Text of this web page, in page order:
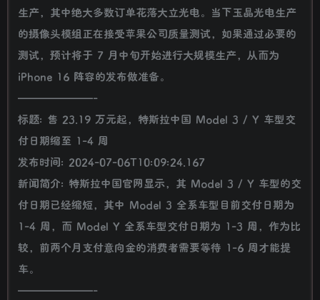
生产，其中绝大多数订单花落大立光电。当下玉晶光电生产
的摄像头模组正在接受苹果公司质量测试，如果通过必要的
测试，预计将于 7 月中旬开始进行大规模生产，从而为
iPhone 16 阵容的发布做准备。
———————-
标题: 售 23.19 万元起，特斯拉中国 Model 3 / Y 车型交
付日期缩至 1-4 周
发布时间: 2024-07-06T10:09:24.167
新闻简介: 特斯拉中国官网显示，其 Model 3 / Y 车型的交
付日期已经缩短，其中 Model 3 全系车型目前交付日期为
1-4 周，而 Model Y 全系车型交付日期为 1-3 周，作为比
较，前两个月支付意向金的消费者需要等待 1-6 周才能提
车。
———————-